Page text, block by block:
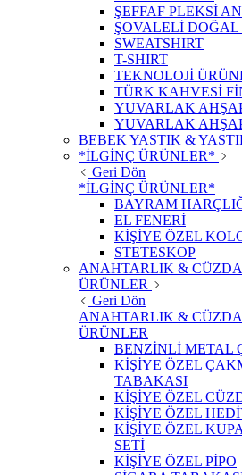
ŞEFFAF PLEKSİ
ŞOVALELİ DOĞAL
SWEATSHIRT
T-SHIRT
TEKNOLOJİ
TÜRK KAHVESİ
YUVARLAK
YUVARLAK
BEBEK YASTIK &
*İLGİNÇ ÜRÜNLER*
Geri Dön
*İLGİNÇ ÜRÜNLER*
BAYRAM
EL FENERİ
KİŞİYE ÖZEL
STETESKOP
ANAHTARLIK &
ÜRÜNLER
Geri Dön
ANAHTARLIK &
ÜRÜNLER
BENZİNLİ METAL
KİŞİYE ÖZEL
TABAKASI
KİŞİYE ÖZEL
KİŞİYE ÖZEL
KİŞİYE ÖZEL
SETİ
KİŞİYE ÖZEL PİPO